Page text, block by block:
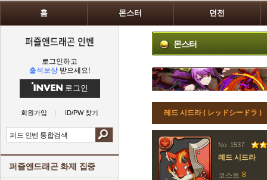
홈 몬스터 던전
퍼즐앤드래곤 인벤
로그인하고
출석보상 받으세요!
로그인
회원가입 ID/PW 찾기
퍼즐앤드래곤 화제 집중
몬스터
레드 시드라 ( レッドシードラ )
No. 1537
레드 시드라
코스트 8